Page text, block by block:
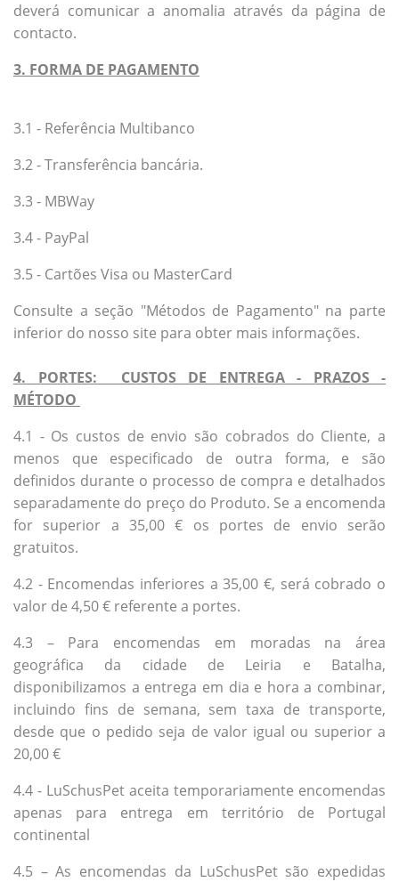
deverá comunicar a anomalia através da página de
contacto.
3. FORMA DE PAGAMENTO
3.1 - Referência Multibanco
3.2 - Transferência bancária.
3.3 - MBWay
3.4 - PayPal
3.5 - Cartões Visa ou MasterCard
Consulte a seção "Métodos de Pagamento" na parte
inferior do nosso site para obter mais informações.
4. PORTES: CUSTOS DE ENTREGA - PRAZOS -
MÉTODO
4.1 - Os custos de envio são cobrados do Cliente, a
menos que especificado de outra forma, e são
definidos durante o processo de compra e detalhados
separadamente do preço do Produto. Se a encomenda
for superior a 35,00 € os portes de envio serão
gratuitos.
4.2 - Encomendas inferiores a 35,00 €, será cobrado o
valor de 4,50 € referente a portes.
4.3 – Para encomendas em moradas na área
geográfica da cidade de Leiria e Batalha,
disponibilizamos a entrega em dia e hora a combinar,
incluindo fins de semana, sem taxa de transporte,
desde que o pedido seja de valor igual ou superior a
20,00 €
4.4 - LuSchusPet aceita temporariamente encomendas
apenas para entrega em território de Portugal
continental
4.5 – As encomendas da LuSchusPet são expedidas